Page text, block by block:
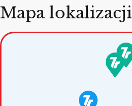
Mapa lokalizacji